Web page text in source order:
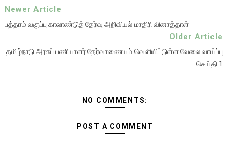
Newer Article
பத்தாம் வகுப்பு காலாண்டுத் தேர்வு அறிவியல் மாதிரி வினாத்தாள்
Older Article
தமிழ்நாடு அரசுப் பணியாளர் தேர்வாணையம் வெளியிட்டுள்ள வேலை வாய்ப்பு
செய்தி 1
NO COMMENTS:
POST A COMMENT